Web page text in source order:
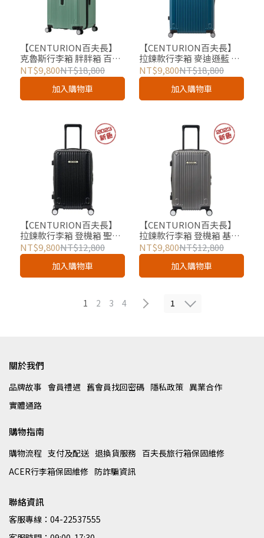
【CENTURION百夫長】
克魯斯行李箱 胖胖箱 百慕
達消光綠 29吋 總代理
NT$9,800NT$18,800
加入購物車
【CENTURION百夫長】
拉鍊款行李箱 麥迪遜藍 29
吋 總代理
NT$9,800NT$18,800
加入購物車
【CENTURION百夫長】
拉鍊款行李箱 登機箱 聖克
羅伊碳纖維黑色 20吋 總代
理
NT$9,800NT$12,800
加入購物車
【CENTURION百夫長】
拉鍊款行李箱 登機箱 基爾
消光灰 20吋 總代理
NT$9,800NT$12,800
加入購物車
1 2 3 4 1
關於我們
品牌故事 會員禮遇 舊會員找回密碼 隱私政策 異業合作
實體通路
購物指南
購物流程 支付及配送 退換貨服務 百夫長旅行箱保固維修
ACER行李箱保固維修 防詐騙資訊
聯絡資訊
客服專線：04-22537555